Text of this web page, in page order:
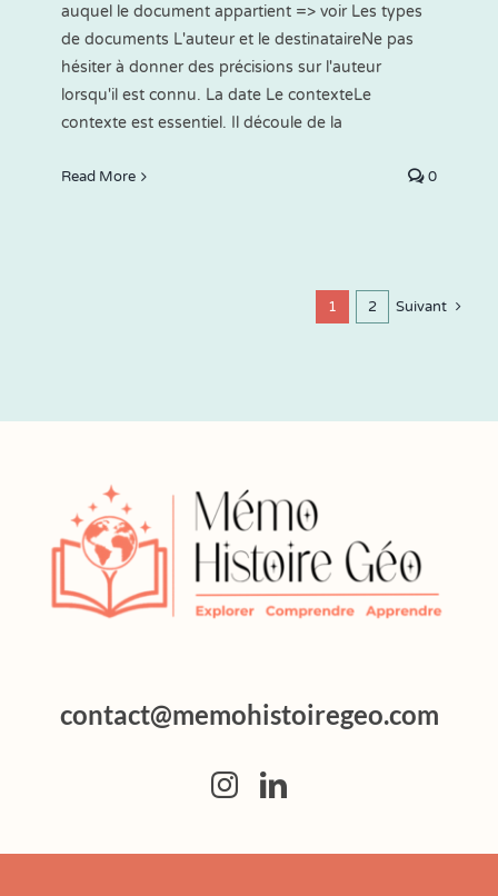
auquel le document appartient => voir Les types
de documents L'auteur et le destinataireNe pas
hésiter à donner des précisions sur l'auteur
lorsqu'il est connu. La date Le contexteLe
contexte est essentiel. Il découle de la
Read More 0
1 2 Suivant
contact@memohistoiregeo.com